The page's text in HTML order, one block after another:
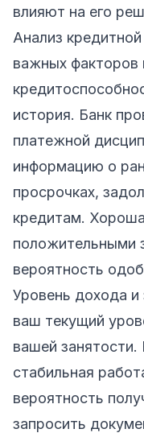
влияют на его
Анализ
важных факторов
история. Банк
платежной
информацию о
просрочках,
кредитам.
положительными
вероятность
Уровень дохода и
ваш текущий
вашей
стабильная
вероятность
запросить